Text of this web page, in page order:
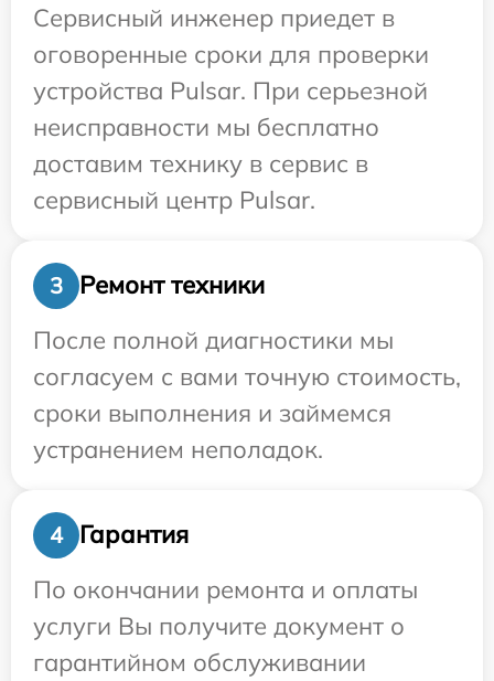
Сервисный инженер приедет в
оговоренные сроки для проверки
устройства Pulsar. При серьезной
неисправности мы бесплатно
доставим технику в сервис в
сервисный центр Pulsar.
3
Ремонт техники
После полной диагностики мы
согласуем с вами точную стоимость,
сроки выполнения и займемся
устранением неполадок.
4
Гарантия
По окончании ремонта и оплаты
услуги Вы получите документ о
гарантийном обслуживании